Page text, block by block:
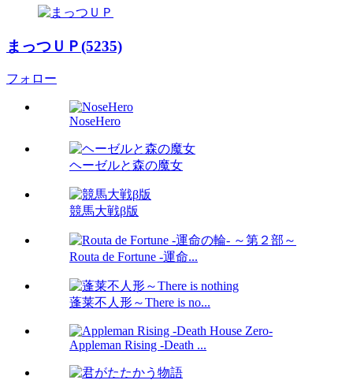
まっつＵＰ(5235)
フォロー
NoseHero
ヘーゼルと森の魔女
競馬大戦β版
Routa de Fortune -運命...
蓬莱不人形～There is no...
Appleman Rising -Death ...